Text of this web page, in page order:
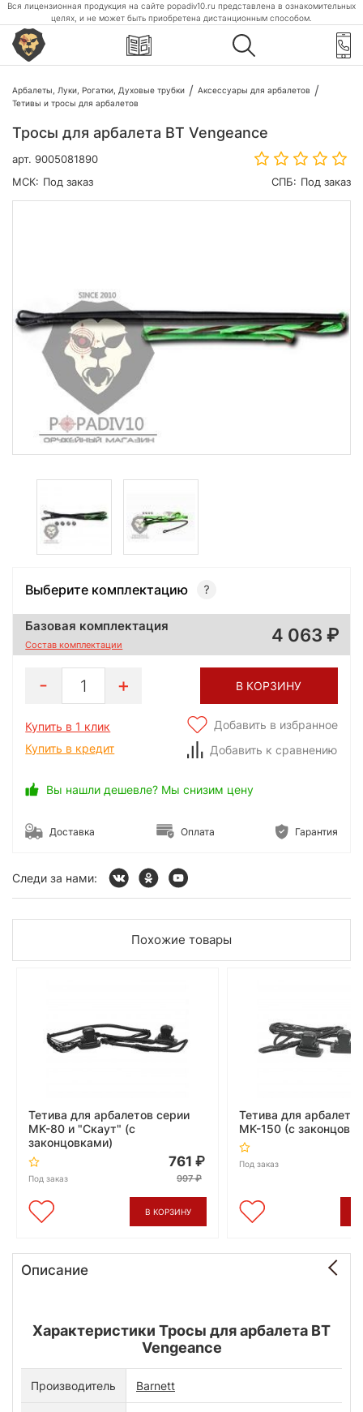
Вся лицензионная продукция на сайте popadiv10.ru представлена в ознакомительных
целях, и не может быть приобретена дистанционным способом.
Арбалеты, Луки, Рогатки, Духовые трубки
Аксессуары для арбалетов
Тетивы и тросы для арбалетов
Тросы для арбалета BT Vengeance
арт. 9005081890
МСК: Под заказ СПБ: Под заказ
Выберите комплектацию
Базовая комплектация
Состав комплектации 4 063
1 В КОРЗИНУ
Купить в 1 клик
Купить в кредит
Добавить в избранное
Добавить к сравнению
Вы нашли дешевле? Мы снизим цену
Доставка Оплата Гарантия
Следи за нами:
Похожие товары
Тетива для арбалетов серии
MK-80 и "Скаут" (с
законцовками)
Под заказ
761
997
В КОРЗИНУ
Тетива для
MK-150 (с
Под заказ
Описание
Характеристики Тросы для арбалета BT
Vengeance
Производитель Barnett